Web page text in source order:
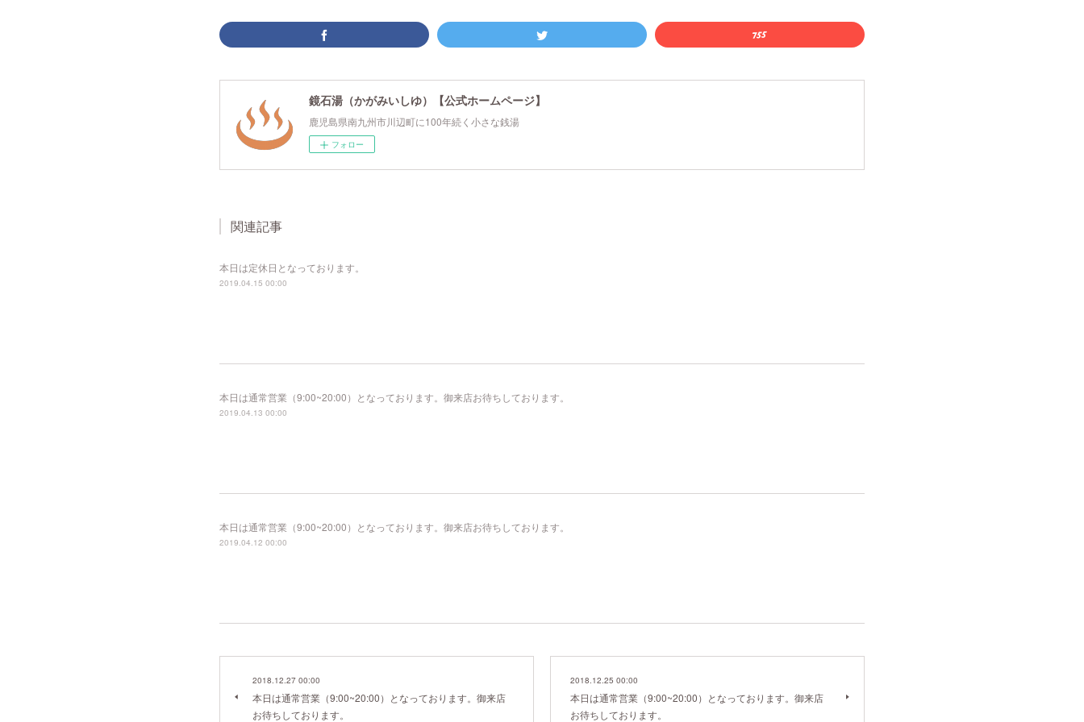
鏡石湯（かがみいしゆ）【公式ホームページ】
鹿児島県南九州市川辺町に100年続く小さな銭湯
フォロー
関連記事
本日は定休日となっております。
2019.04.15 00:00
本日は通常営業（9:00~20:00）となっております。御来店お待ちしております。
2019.04.13 00:00
本日は通常営業（9:00~20:00）となっております。御来店お待ちしております。
2019.04.12 00:00
2018.12.27 00:00
本日は通常営業（9:00~20:00）となっております。御来店
お待ちしております。
2018.12.25 00:00
本日は通常営業（9:00~20:00）となっております。御来店
お待ちしております。